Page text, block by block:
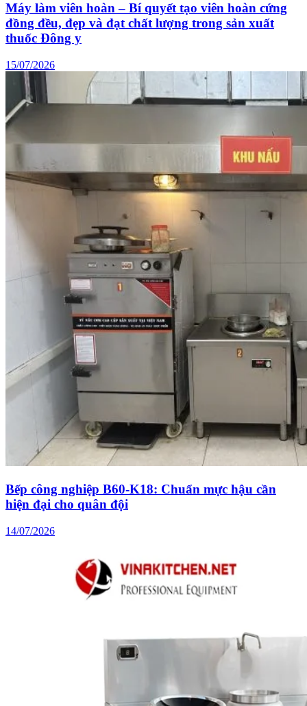
Máy làm viên hoàn – Bí quyết tạo viên hoàn cứng
đồng đều, đẹp và đạt chất lượng trong sản xuất
thuốc Đông y
15/07/2026
Bếp công nghiệp B60-K18: Chuẩn mực hậu cần
hiện đại cho quân đội
14/07/2026